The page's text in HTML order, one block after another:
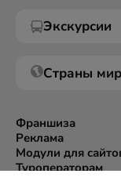
Экскурсии
Страны
Франшиза
Реклама
Модули для
Туроператорам